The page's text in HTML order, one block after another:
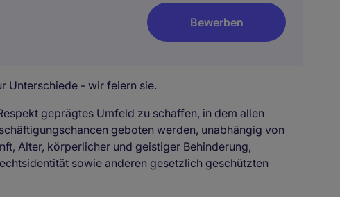
Bewerben
Unterschiede - wir feiern sie.
geprägtes Umfeld zu schaffen, in dem allen
geboten werden, unabhängig von
Alter, körperlicher und geistiger Behinderung,
sowie anderen gesetzlich geschützten